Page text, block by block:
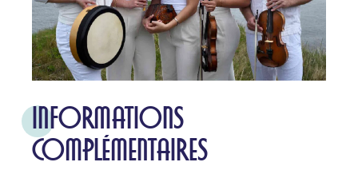
INFORMATIONS
COMPLÉMENTAIRES